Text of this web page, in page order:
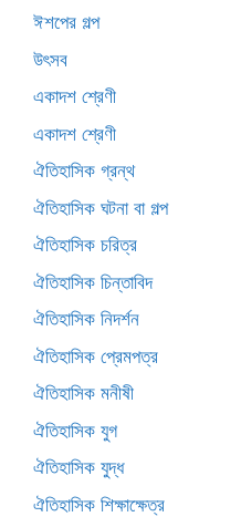
ঈশপের গল্প
উৎসব
একাদশ শ্রেণী
একাদশ শ্রেণী
ঐতিহাসিক গ্রন্থ
ঐতিহাসিক ঘটনা বা গল্প
ঐতিহাসিক চরিত্র
ঐতিহাসিক চিন্তাবিদ
ঐতিহাসিক নিদর্শন
ঐতিহাসিক প্রেমপত্র
ঐতিহাসিক মনীষী
ঐতিহাসিক যুগ
ঐতিহাসিক যুদ্ধ
ঐতিহাসিক শিক্ষাক্ষেত্র